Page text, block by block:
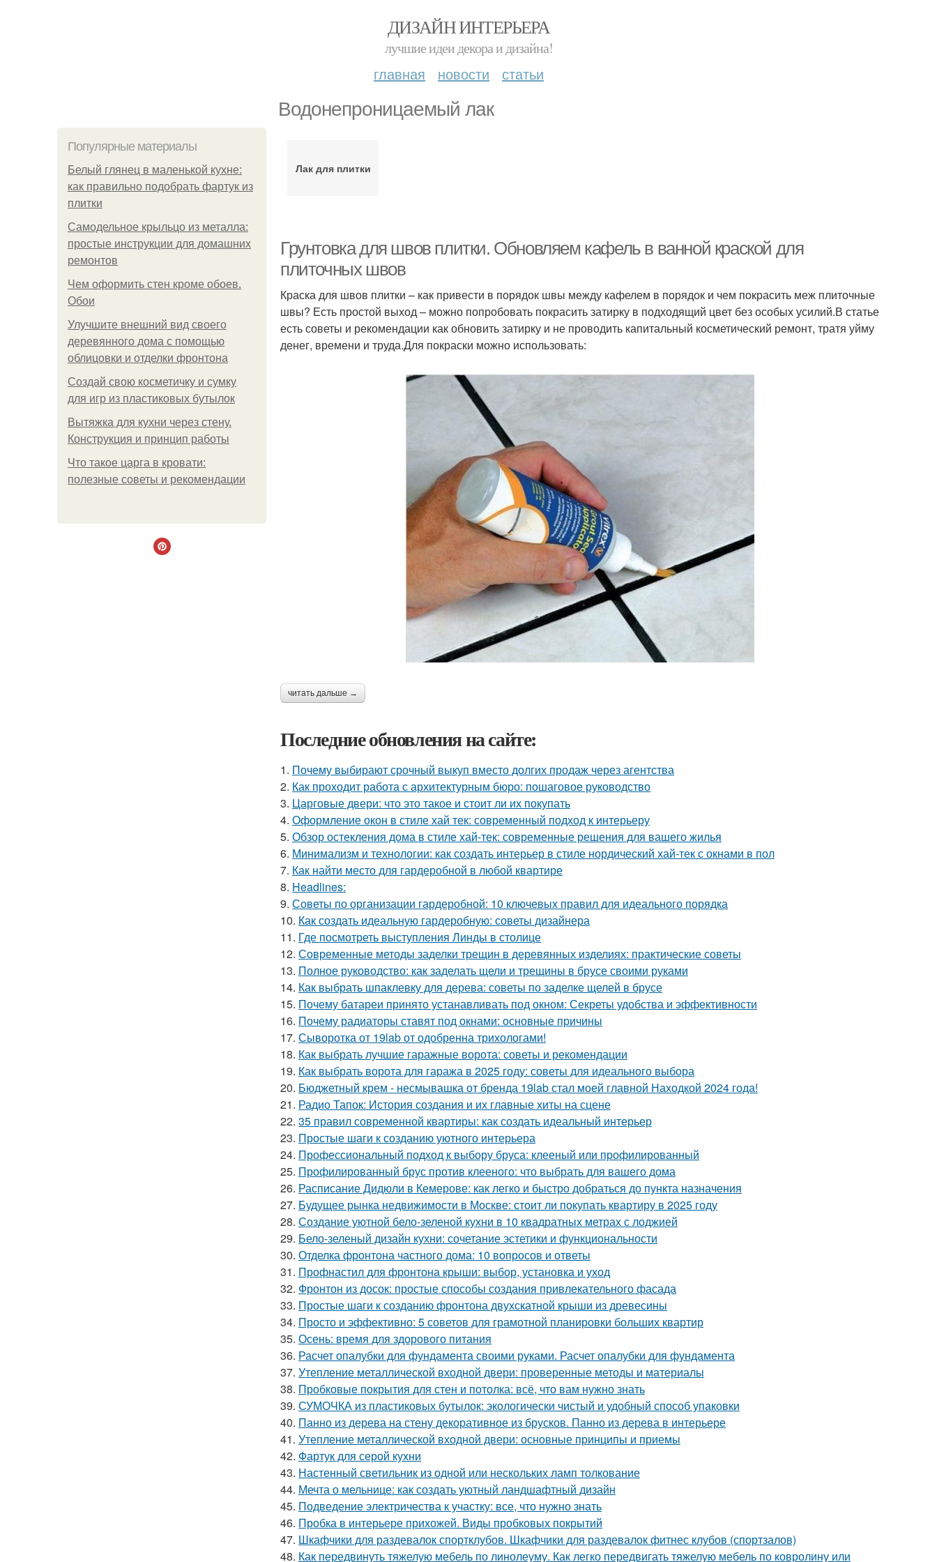
ДИЗАЙН ИНТЕРЬЕРА
лучшие идеи декора и дизайна!
главная новости статьи
Водонепроницаемый лак
Популярные материалы
Белый глянец в маленькой кухне:
как правильно подобрать фартук из
плитки
Самодельное крыльцо из металла:
простые инструкции для домашних
ремонтов
Чем оформить стен кроме обоев.
Обои
Улучшите внешний вид своего
деревянного дома с помощью
облицовки и отделки фронтона
Создай свою косметичку и сумку
для игр из пластиковых бутылок
Вытяжка для кухни через стену.
Конструкция и принцип работы
Что такое царга в кровати:
полезные советы и рекомендации
Лак для плитки
Грунтовка для швов плитки. Обновляем кафель в ванной краской для
плиточных швов
Краска для швов плитки – как привести в порядок швы между кафелем в порядок и чем покрасить меж плиточные
швы? Есть простой выход – можно попробовать покрасить затирку в подходящий цвет без особых усилий.В статье
есть советы и рекомендации как обновить затирку и не проводить капитальный косметический ремонт, тратя уйму
денег, времени и труда.Для покраски можно использовать:
читать дальше →
Последние обновления на сайте:
1. Почему выбирают срочный выкуп вместо долгих продаж через агентства
2. Как проходит работа с архитектурным бюро: пошаговое руководство
3. Царговые двери: что это такое и стоит ли их покупать
4. Оформление окон в стиле хай тек: современный подход к интерьеру
5. Обзор остекления дома в стиле хай-тек: современные решения для вашего жилья
6. Минимализм и технологии: как создать интерьер в стиле нордический хай-тек с окнами в пол
7. Как найти место для гардеробной в любой квартире
8. Headlines:
9. Советы по организации гардеробной: 10 ключевых правил для идеального порядка
10. Как создать идеальную гардеробную: советы дизайнера
11. Где посмотреть выступления Линды в столице
12. Современные методы заделки трещин в деревянных изделиях: практические советы
13. Полное руководство: как заделать щели и трещины в брусе своими руками
14. Как выбрать шпаклевку для дерева: советы по заделке щелей в брусе
15. Почему батареи принято устанавливать под окном: Секреты удобства и эффективности
16. Почему радиаторы ставят под окнами: основные причины
17. Сыворотка от 19lab от одобренна трихологами!
18. Как выбрать лучшие гаражные ворота: советы и рекомендации
19. Как выбрать ворота для гаража в 2025 году: советы для идеального выбора
20. Бюджетный крем - несмывашка от бренда 19lab стал моей главной Находкой 2024 года!
21. Радио Тапок: История создания и их главные хиты на сцене
22. 35 правил современной квартиры: как создать идеальный интерьер
23. Простые шаги к созданию уютного интерьера
24. Профессиональный подход к выбору бруса: клееный или профилированный
25. Профилированный брус против клееного: что выбрать для вашего дома
26. Расписание Дидюли в Кемерове: как легко и быстро добраться до пункта назначения
27. Будущее рынка недвижимости в Москве: стоит ли покупать квартиру в 2025 году
28. Создание уютной бело-зеленой кухни в 10 квадратных метрах с лоджией
29. Бело-зеленый дизайн кухни: сочетание эстетики и функциональности
30. Отделка фронтона частного дома: 10 вопросов и ответы
31. Профнастил для фронтона крыши: выбор, установка и уход
32. Фронтон из досок: простые способы создания привлекательного фасада
33. Простые шаги к созданию фронтона двухскатной крыши из древесины
34. Просто и эффективно: 5 советов для грамотной планировки больших квартир
35. Осень: время для здорового питания
36. Расчет опалубки для фундамента своими руками. Расчет опалубки для фундамента
37. Утепление металлической входной двери: проверенные методы и материалы
38. Пробковые покрытия для стен и потолка: всё, что вам нужно знать
39. СУМОЧКА из пластиковых бутылок: экологически чистый и удобный способ упаковки
40. Панно из дерева на стену декоративное из брусков. Панно из дерева в интерьере
41. Утепление металлической входной двери: основные принципы и приемы
42. Фартук для серой кухни
43. Настенный светильник из одной или нескольких ламп толкование
44. Мечта о мельнице: как создать уютный ландшафтный дизайн
45. Подведение электричества к участку: все, что нужно знать
46. Пробка в интерьере прихожей. Виды пробковых покрытий
47. Шкафчики для раздевалок спортклубов. Шкафчики для раздевалок фитнес клубов (спортзалов)
48. Как передвинуть тяжелую мебель по линолеуму. Как легко передвигать тяжелую мебель по ковролину или